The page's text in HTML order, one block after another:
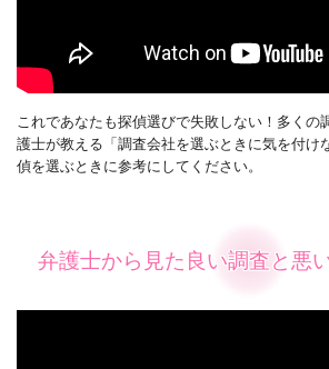
これであなたも探偵選びで失敗しない！多くの
護士が教える「調査会社を選ぶときに気を付け
偵を選ぶときに参考にしてください。
弁護士から見た良い調査と悪